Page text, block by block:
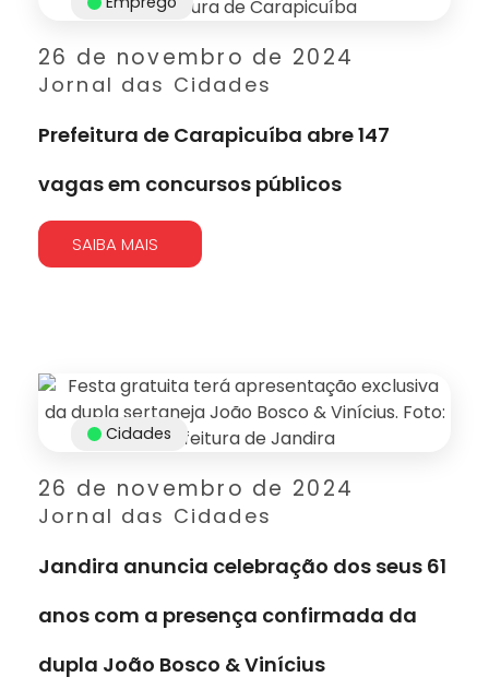
26 de novembro de 2024
Jornal das Cidades
Prefeitura de Carapicuíba abre 147
vagas em concursos públicos
SAIBA MAIS
26 de novembro de 2024
Jornal das Cidades
Cidades
Jandira anuncia celebração dos seus 61
anos com a presença confirmada da
dupla João Bosco & Vinícius